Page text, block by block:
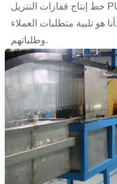
خط إنتاج قفازات النتريل PU\PVC يلبي متطلبات CE. تعتمد
هو تلبية متطلبات العملاء
وطلباتهم.